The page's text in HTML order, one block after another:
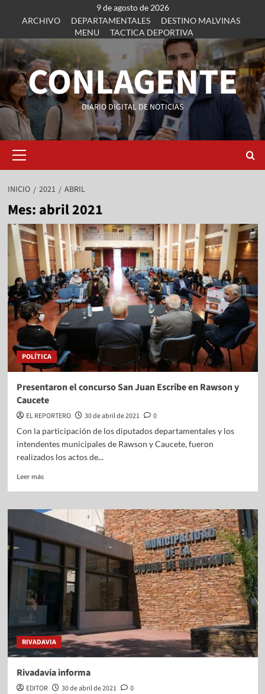
9 de agosto de 2026
ARCHIVO
DEPARTAMENTALES
DESTINO MALVINAS
MENU
TACTICA DEPORTIVA
CONLAGENTE
DIARIO DIGITAL DE NOTICIAS
INICIO 2021 ABRIL
Mes: abril 2021
POLÍTICA
Presentaron el concurso San Juan Escribe en Rawson y
Caucete
EL REPORTERO 30 de abril de 2021
0
Con la participación de los diputados departamentales y los
intendentes municipales de Rawson y Caucete, fueron
realizados los actos de...
Leer más
RIVADAVIA
Rivadavia informa
EDITOR 30 de abril de 2021
0